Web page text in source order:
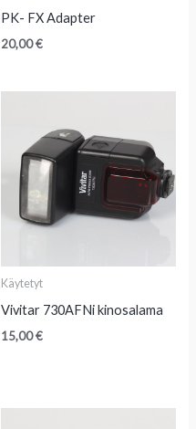
PK- FX Adapter
20,00€
Käytetyt
Vivitar 730AFNi kinosalama
15,00€